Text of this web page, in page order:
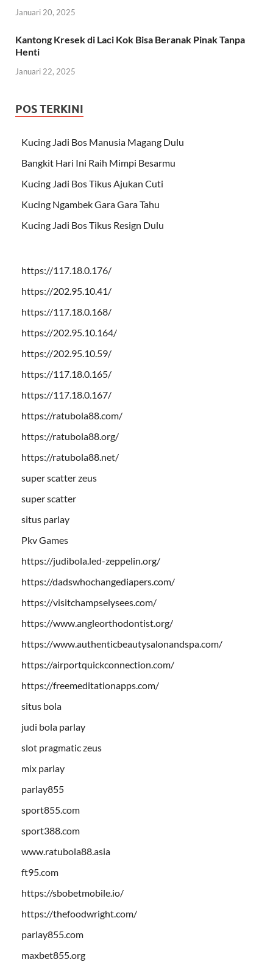
Januari 20, 2025
Kantong Kresek di Laci Kok Bisa Beranak Pinak Tanpa
Henti
Januari 22, 2025
POS TERKINI
Kucing Jadi Bos Manusia Magang Dulu
Bangkit Hari Ini Raih Mimpi Besarmu
Kucing Jadi Bos Tikus Ajukan Cuti
Kucing Ngambek Gara Gara Tahu
Kucing Jadi Bos Tikus Resign Dulu
https://117.18.0.176/
https://202.95.10.41/
https://117.18.0.168/
https://202.95.10.164/
https://202.95.10.59/
https://117.18.0.165/
https://117.18.0.167/
https://ratubola88.com/
https://ratubola88.org/
https://ratubola88.net/
super scatter zeus
super scatter
situs parlay
Pkv Games
https://judibola.led-zeppelin.org/
https://dadswhochangediapers.com/
https://visitchampselysees.com/
https://www.angleorthodontist.org/
https://www.authenticbeautysalonandspa.com/
https://airportquickconnection.com/
https://freemeditationapps.com/
situs bola
judi bola parlay
slot pragmatic zeus
mix parlay
parlay855
sport855.com
sport388.com
www.ratubola88.asia
ft95.com
https://sbobetmobile.io/
https://thefoodwright.com/
parlay855.com
maxbet855.org